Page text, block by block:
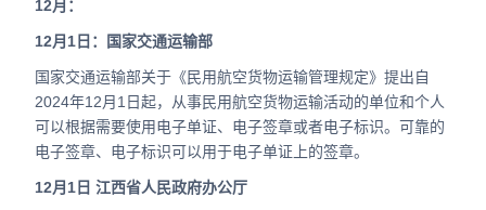
12月：
12月1日：国家交通运输部
国家交通运输部关于《民用航空货物运输管理规定》提出自
2024年12月1日起，从事民用航空货物运输活动的单位和个人
可以根据需要使用电子单证、电子签章或者电子标识。可靠的
电子签章、电子标识可以用于电子单证上的签章。
12月1日 江西省人民政府办公厅